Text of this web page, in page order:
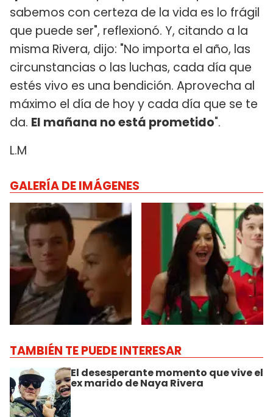
sabemos con certeza de la vida es lo frágil
que puede ser", reflexionó. Y, citando a la
misma Rivera, dijo: "No importa el año, las
circunstancias o las luchas, cada día que
estés vivo es una bendición. Aprovecha al
máximo el día de hoy y cada día que se te
da. El mañana no está prometido".
L.M
GALERÍA DE IMÁGENES
TAMBIÉN TE PUEDE INTERESAR
El desesperante momento que vive el
ex marido de Naya Rivera